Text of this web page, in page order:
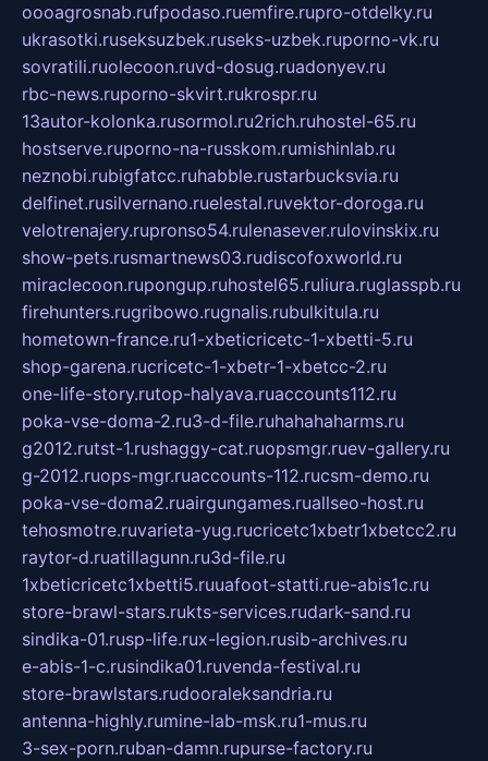
oooagrosnab.rufpodaso.ruemfire.rupro-otdelky.ru
ukrasotki.ruseksuzbek.ruseks-uzbek.ruporno-vk.ru
sovratili.ruolecoon.ruvd-dosug.ruadonyev.ru
rbc-news.ruporno-skvirt.rukrospr.ru
13autor-kolonka.rusormol.ru2rich.ruhostel-65.ru
hostserve.ruporno-na-russkom.rumishinlab.ru
neznobi.rubigfatcc.ruhabble.rustarbucksvia.ru
delfinet.rusilvernano.ruelestal.ruvektor-doroga.ru
velotrenajery.rupronso54.rulenasever.rulovinskix.ru
show-pets.rusmartnews03.rudiscofoxworld.ru
miraclecoon.rupongup.ruhostel65.ruliura.ruglasspb.ru
firehunters.rugribowo.rugnalis.rubulkitula.ru
hometown-france.ru1-xbeticricetc-1-xbetti-5.ru
shop-garena.rucricetc-1-xbetr-1-xbetcc-2.ru
one-life-story.rutop-halyava.ruaccounts112.ru
poka-vse-doma-2.ru3-d-file.ruhahahaharms.ru
g2012.rutst-1.rushaggy-cat.ruopsmgr.ruev-gallery.ru
g-2012.ruops-mgr.ruaccounts-112.rucsm-demo.ru
poka-vse-doma2.ruairgungames.ruallseo-host.ru
tehosmotre.ruvarieta-yug.rucricetc1xbetr1xbetcc2.ru
raytor-d.ruatillagunn.ru3d-file.ru
1xbeticricetc1xbetti5.ruuafoot-statti.rue-abis1c.ru
store-brawl-stars.rukts-services.rudark-sand.ru
sindika-01.rusp-life.rux-legion.rusib-archives.ru
e-abis-1-c.rusindika01.ruvenda-festival.ru
store-brawlstars.rudooraleksandria.ru
antenna-highly.rumine-lab-msk.ru1-mus.ru
3-sex-porn.ruban-damn.rupurse-factory.ru